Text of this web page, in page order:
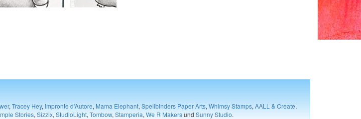
, Tracey Hey, Impronte d'Autore, Mama Elephant, Spellbinders Paper Arts, Whimsy Stamps, AALL & Create,
Stories, Sizzix, StudioLight, Tombow, Stamperia, We R Makersund Sunny Studio.